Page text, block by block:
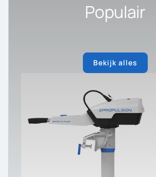
Populair
Bekijk alles